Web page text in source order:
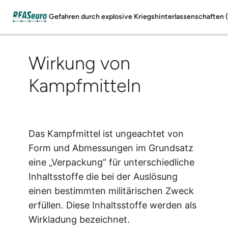
Herkunft von Kampfmittel
Wirkung von Kampfmitteln
Wirkung von
Kampfmitteln
Das Kampfmittel ist ungeachtet von
Form und Abmessungen im Grundsatz
eine „Verpackung“ für unterschiedliche
Inhaltsstoffe die bei der Auslösung
einen bestimmten militärischen Zweck
erfüllen. Diese Inhaltsstoffe werden als
Wirkladung bezeichnet.